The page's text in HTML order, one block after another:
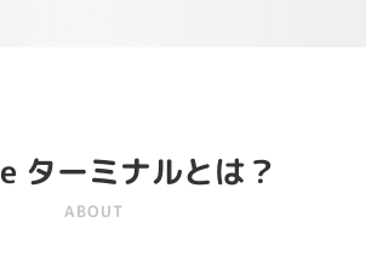
ターミナルとは？
ABOUT